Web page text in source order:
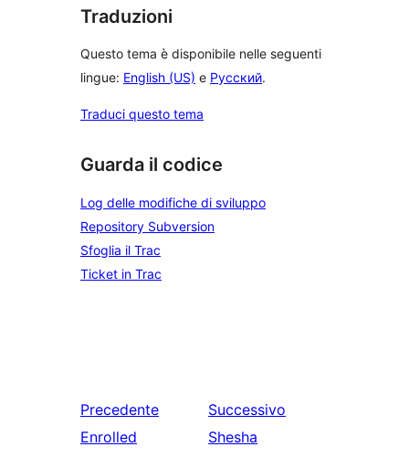
Traduzioni
Questo tema è disponibile nelle seguenti
lingue: English (US) e Русский.
Traduci questo tema
Guarda il codice
Log delle modifiche di sviluppo
Repository Subversion
Sfoglia il Trac
Ticket in Trac
Precedente
Enrolled
Successivo
Shesha